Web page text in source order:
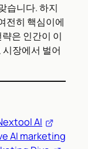
습니다. 하지
전히 핵심이에
은 인간이 이
장에서 벌어
AI
AI marketing